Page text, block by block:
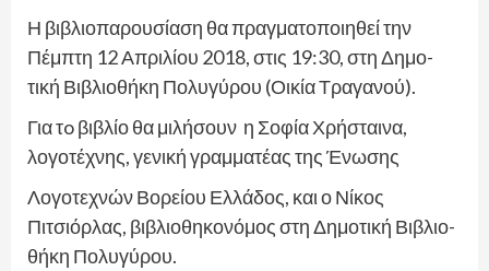
Η βιβλιοπαρουσίαση θα πραγματοποιηθεί την
Πέμπτη 12 Απριλίου 2018, στις 19:30, στη Δημο-
τική Βιβλιοθήκη Πολυγύρου (Οικία Τραγανού).
Για τo βιβλίο θα μιλήσουν η Σοφία Χρήσταινα,
λογοτέχνης, γενική γραμματέας της Ένωσης
Λογοτεχνών Βορείου Ελλάδος, και ο Νίκος
Πιτσιόρλας, βιβλιοθηκονόμος στη Δημοτική Βιβλιο-
θήκη Πολυγύρου.